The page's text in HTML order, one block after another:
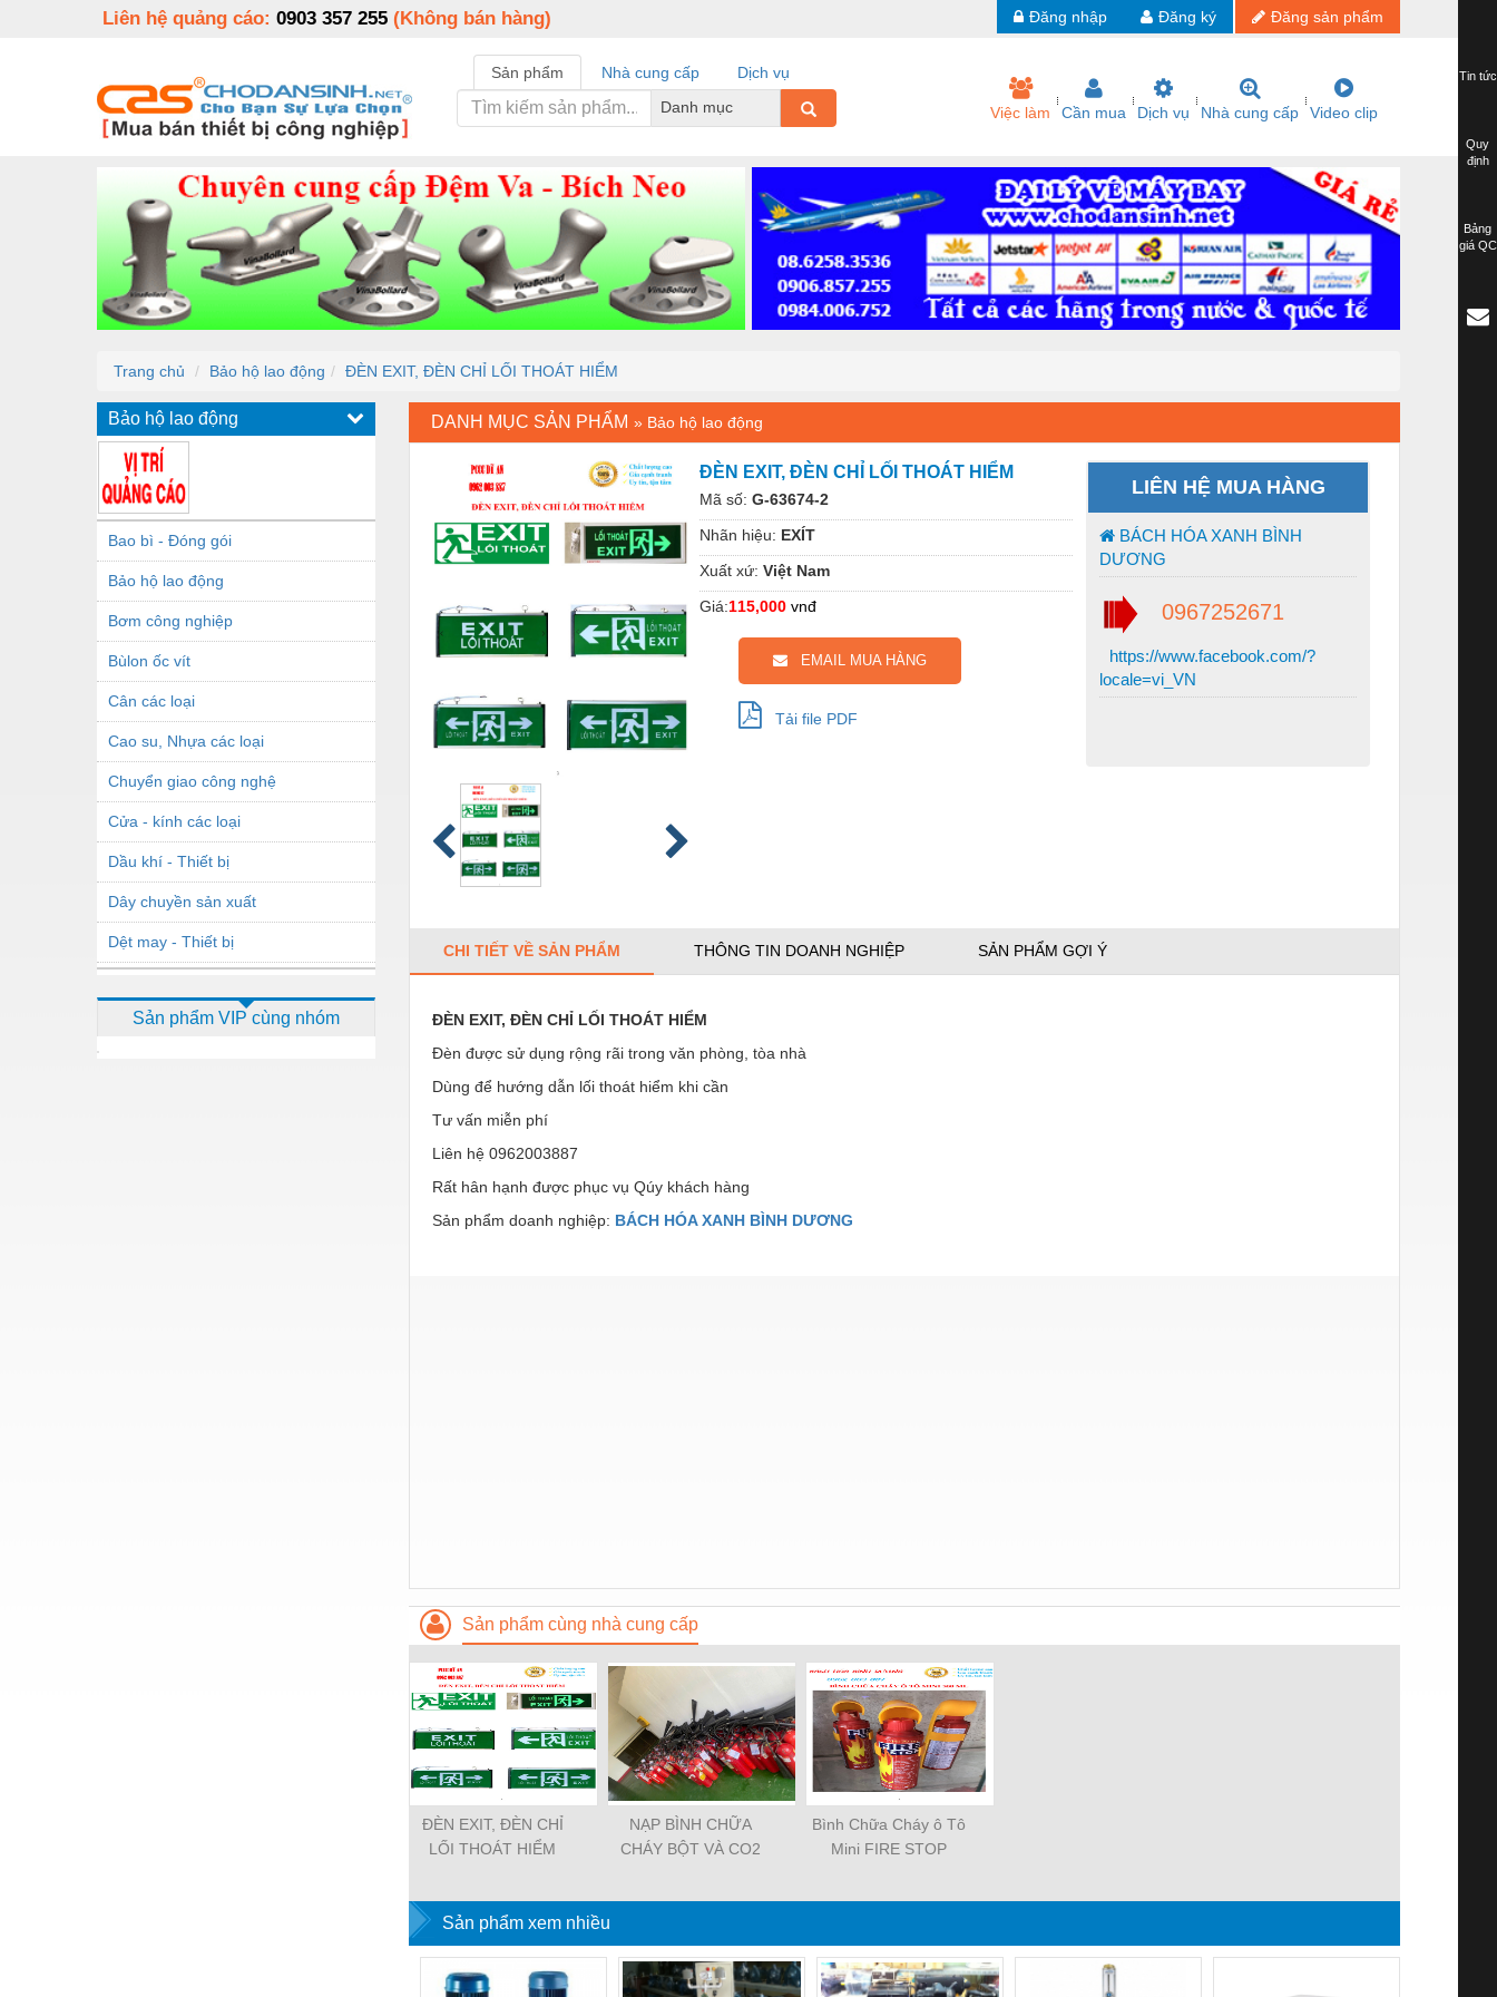
Liên hệ quảng cáo: 0903 357 255 (Không bán hàng) Đăng sản phẩm
Đăng ký
Đăng nhập
Sản phẩm Nhà cung cấp
Dịch vụ
Danh mục
Việc làm Cần mua Dịch vụ Nhà cung cấp Video clip
Trang chủ Bảo hộ lao động ĐÈN EXIT, ĐÈN CHỈ LỐI THOÁT HIỂM
Bảo hộ lao động
Bao bì - Đóng gói
Bảo hộ lao động
Bơm công nghiệp
Bùlon ốc vít
Cân các loại
Cao su, Nhựa các loại
Chuyển giao công nghệ
Cửa - kính các loại
Dầu khí - Thiết bị
Dây chuyền sản xuất
Dệt may - Thiết bị
Dịch vụ - Thi công
Sản phẩm VIP cùng nhóm
DANH MỤC SẢN PHẨM » Bảo hộ lao động
ĐÈN EXIT, ĐÈN CHỈ LỐI THOÁT HIỂM
Mã số: G-63674-2
Nhãn hiệu: EXÍT
Xuất xứ: Việt Nam
Giá:115,000 vnđ
EMAIL MUA HÀNG
Tải file PDF
LIÊN HỆ MUA HÀNG
BÁCH HÓA XANH BÌNH
DƯƠNG
0967252671
https://www.facebook.com/?
locale=vi_VN
CHI TIẾT VỀ SẢN PHẨM THÔNG TIN DOANH NGHIỆP SẢN PHẨM GỢI Ý
ĐÈN EXIT, ĐÈN CHỈ LỐI THOÁT HIỂM
Đèn được sử dụng rộng rãi trong văn phòng, tòa nhà
Dùng để hướng dẫn lối thoát hiểm khi cần
Tư vấn miễn phí
Liên hệ 0962003887
Rất hân hạnh được phục vụ Qúy khách hàng
Sản phẩm doanh nghiệp: BÁCH HÓA XANH BÌNH DƯƠNG
Sản phẩm cùng nhà cung cấp
ĐÈN EXIT, ĐÈN CHỈ
LỐI THOÁT HIỂM
NẠP BÌNH CHỮA
CHÁY BỘT VÀ CO2
Bình Chữa Cháy ô Tô
Mini FIRE STOP
Sản phẩm xem nhiều
Tin tức
Quy
định
Bảng
giá QC